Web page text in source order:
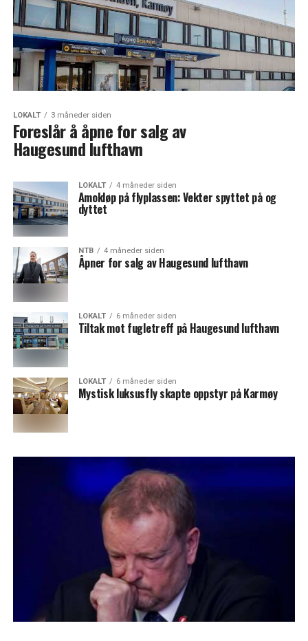
LOKALT 3 måneder siden
Foreslår å åpne for salg av
Haugesund lufthavn
LOKALT 4 måneder siden
Amokløp på flyplassen: Vekter spyttet på og
dyttet
NTB 4 måneder siden
Åpner for salg av Haugesund lufthavn
LOKALT 6 måneder siden
Tiltak mot fugletreff på Haugesund lufthavn
LOKALT 6 måneder siden
Mystisk luksusfly skapte oppstyr på Karmøy